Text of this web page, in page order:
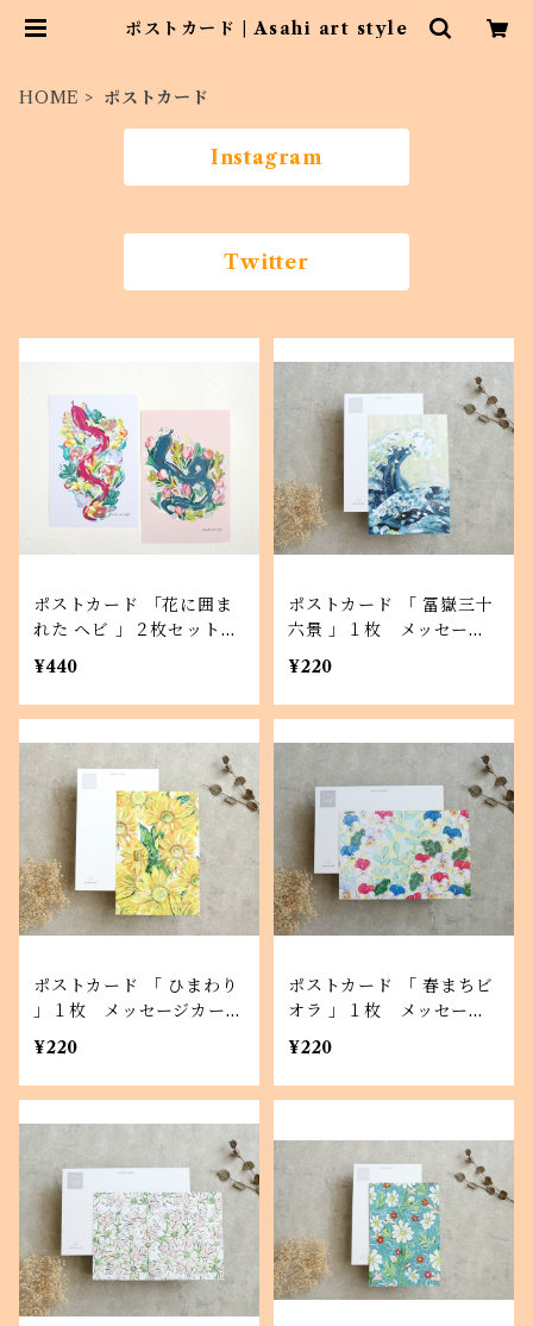
ポストカード | Asahi art style
HOME ポストカード
Instagram
Twitter
ポストカード 「花に囲ま
れた ヘビ 」２枚セット
メッセージカードにも
¥440
ポストカード 「 冨嶽三十
六景 」１枚 メッセージ
カードにも
¥220
ポストカード 「 ひまわり
」１枚 メッセージカード
にも
¥220
ポストカード 「 春まちビ
オラ 」１枚 メッセージ
カードにも
¥220